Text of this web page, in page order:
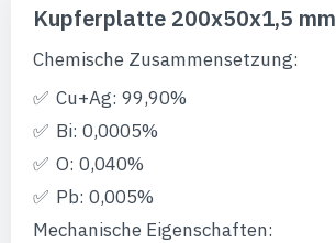
Anfang
Bildgalerie
springen
Kupferplatte 200x50x1,5 mm
Chemische Zusammensetzung:
Cu+Ag: 99,90%
Bi: 0,0005%
O: 0,040%
Pb: 0,005%
Mechanische Eigenschaften: